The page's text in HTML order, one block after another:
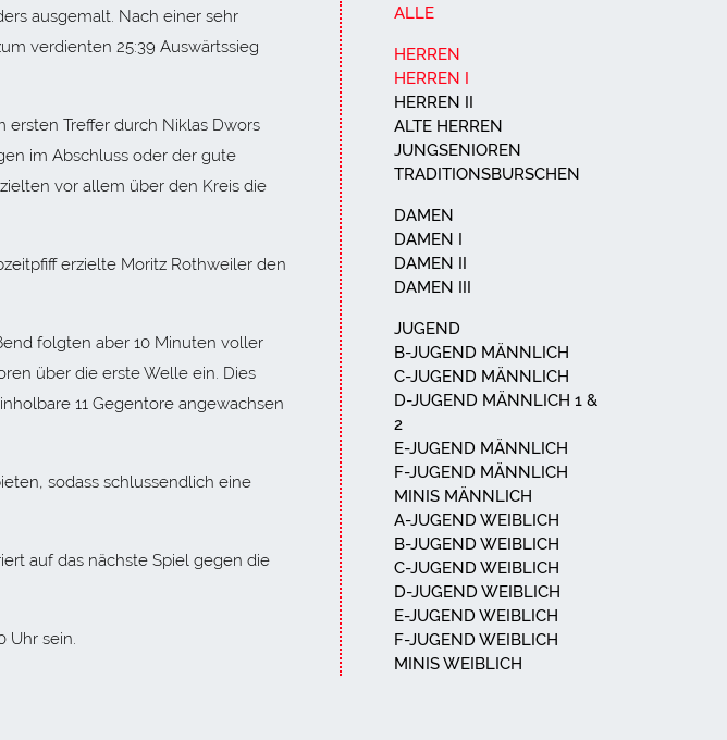
ausgemalt. Nach einer sehr
verdienten 25:39 Auswärtssieg
Treffer durch Niklas Dwors
im Abschluss oder der gute
vor allem über den Kreis die
erzielte Moritz Rothweiler den
folgten aber 10 Minuten voller
über die erste Welle ein. Dies
11 Gegentore angewachsen
sodass schlussendlich eine
auf das nächste Spiel gegen die
Uhr sein.
ALLE
HERREN
HERREN I
HERREN II
ALTE HERREN
JUNGSENIOREN
TRADITIONSBURSCHEN
DAMEN
DAMEN I
DAMEN II
DAMEN III
JUGEND
B-JUGEND MÄNNLICH
C-JUGEND MÄNNLICH
D-JUGEND MÄNNLICH 1 &
2
E-JUGEND MÄNNLICH
F-JUGEND MÄNNLICH
MINIS MÄNNLICH
A-JUGEND WEIBLICH
B-JUGEND WEIBLICH
C-JUGEND WEIBLICH
D-JUGEND WEIBLICH
E-JUGEND WEIBLICH
F-JUGEND WEIBLICH
MINIS WEIBLICH